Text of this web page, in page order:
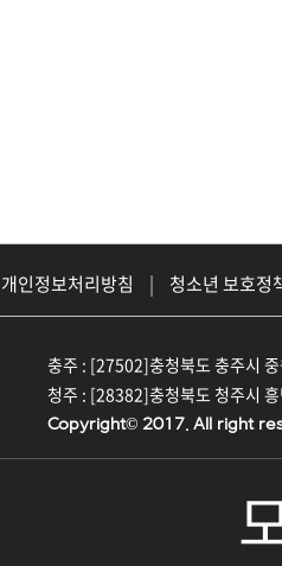
개인정보처리방침 |
청소년 보호정
충주 : [27502]충청북도 충주시
청주 : [28382]충청북도 청주시
Copyright© 2017. All right